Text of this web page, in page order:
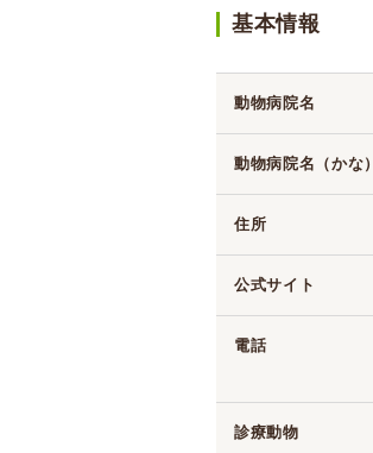
基本情報
動物病院名
動物病院名（かな）
住所
公式サイト
電話
診療動物